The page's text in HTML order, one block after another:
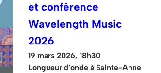
et conférence
Wavelength Music
2026
19 mars 2026, 18h30
Longueur d'onde à Sainte-Anne